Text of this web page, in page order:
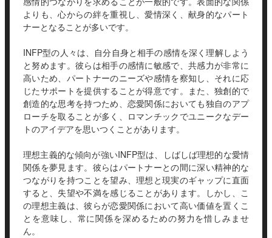
よりも、心からの絆を重視し、愛情深く、献身的なパート
ナーとなることが多いです。
INFP型の人々は、自分自身と相手の感情を深く理解しよう
と努めます。彼らは相手の感情に敏感で、共感力が非常に
高いため、パートナーのニーズや感情を察知し、それに応
じたサポートを提供することが得意です。また、独創的で
創造的な思考を持つため、恋愛関係においても独自のアプ
ローチを取ることが多く、ロマンチックでユニークなデー
トのアイデアを思いつくことがあります。
理想主義的な傾向が強いINFP型は、しばしば理想的な愛情
関係を夢見ます。彼らはパートナーとの間に深い精神的な
つながりを持つことを望み、理想と現実のギャップに直面
すると、失望や不満を感じることがあります。しかし、こ
の理想主義は、彼らが恋愛関係において高い価値を置くこ
とを意味し、常に関係を深めるための努力を惜しみませ
ん。